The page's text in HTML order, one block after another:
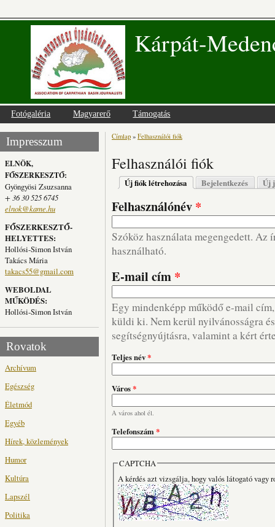
Kárpát-
Fotógaléria Magyarerő Támogatás
Impresszum
ELNÖK,
FŐSZERKESZTŐ:
Gyöngyösi Zsuzsanna
+ 36 30 525 6745
elnok@kame.hu
FŐSZERKESZTŐ-
HELYETTES:
Hollósi-Simon István
Takács Mária
takacs55@gmail.com
WEBOLDAL
MŰKÖDÉS:
Hollósi-Simon István
Rovatok
Archívum
Egészség
Életmód
Egyéb
Hírek, közlemények
Humor
Kultúra
Lapszél
Politika
Jelenlegi hely
Címlap » Felhasználói fiók
Felhasználói fiók
Elsődleges fülek
Új fiók létrehozása (aktív fül)
Bejelentkezés Új
Felhasználónév *
Szóköz használata megengedett. Az
használható.
E-mail cím *
Egy mindenképp működő e-mail
küldi ki. Nem kerül nyilvánosságra
segítségnyújtásra, valamint a kért
Teljes név*
Város*
A város ahol él.
Telefonszám*
CAPTCHA
A kérdés azt vizsgálja, hogy valós látogató vagy